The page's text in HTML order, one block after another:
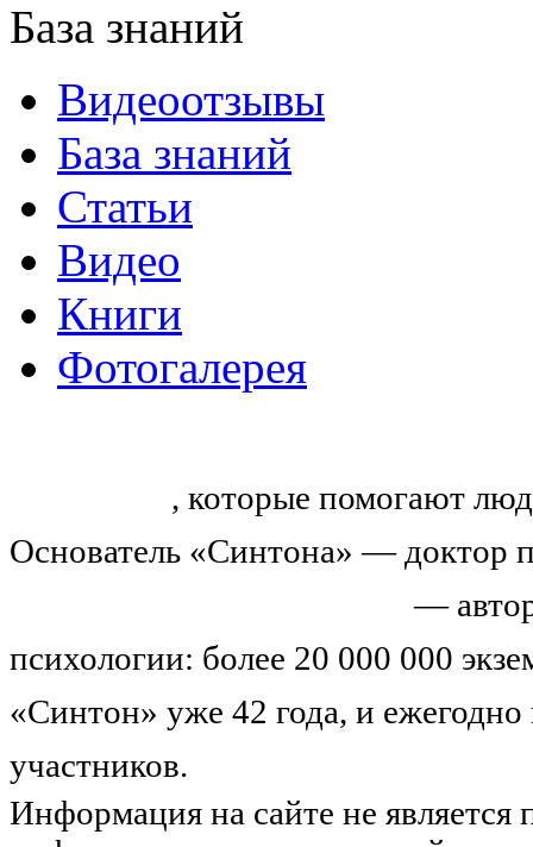
База знаний
Видеоотзывы
База знаний
Статьи
Видео
Книги
Фотогалерея
, которые помогают
Основатель «Синтона» — доктор
—
психологии: более 20 000 000
«Синтон» уже 42 года, и
участников.
Информация на сайте не